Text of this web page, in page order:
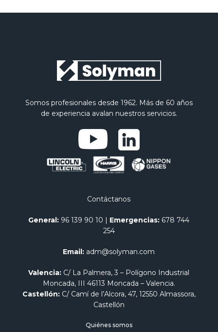
Somos profesionales desde 1962. Más de 60 años
de experiencia avalan nuestros servicios.
Quiénes somos
Contáctanos
General: 96 139 90 10 | Emergencias: 678 744
254
Email: adm@solyman.com
Valencia: C/ La Palmera, 3 – Polígono Industrial
Moncada, III 46113 Moncada – Valencia.
Castellón:C/ Camí de l’Alcora, 47, 12550 Almassora,
Castellón